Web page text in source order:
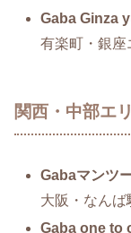
Gaba Ginza
有楽町・銀座
関西・中部エ
Gabaマンツ
大阪・なんば
Gaba one to